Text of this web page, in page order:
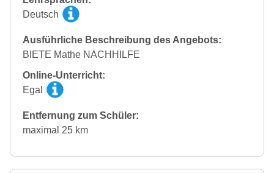
Deutsch
Ausführliche Beschreibung des Angebots:
BIETE Mathe NACHHILFE
Online-Unterricht:
Egal
Entfernung zum Schüler:
maximal 25 km